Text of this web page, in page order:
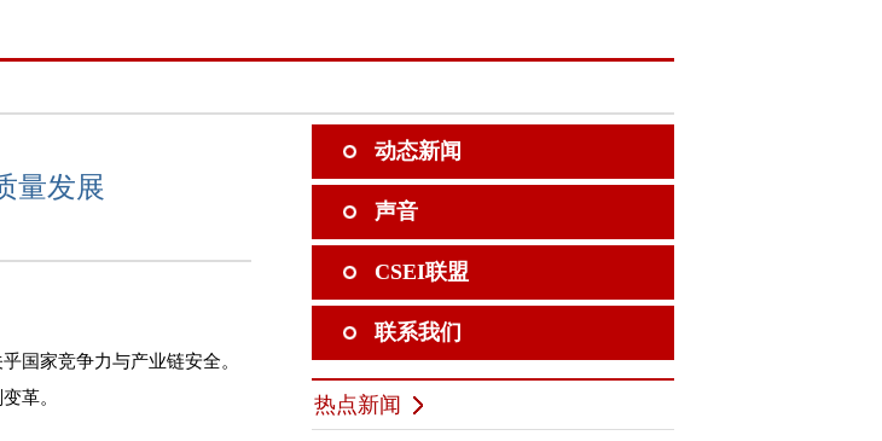
量发展
国家竞争力与产业链安全。
变革。
动态新闻
声音
CSEI联盟
联系我们
热点新闻